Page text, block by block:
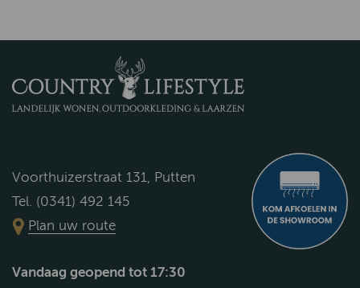
Voorthuizerstraat 131, Putten
Tel. (0341) 492 145
Plan uw route
Vandaag geopend tot 17:30